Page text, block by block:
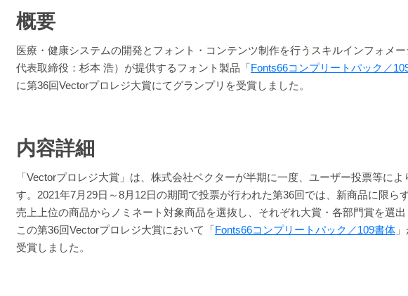
概要
医療・健康システムの開発とフォント・コンテンツ制作を行うスキルインフォメー
代表取締役：杉本 浩）が提供するフォント製品「Fonts66コンプリートパック／
に第36回Vectorプロレジ大賞にてグランプリを受賞しました。
内容詳細
「Vectorプロレジ大賞」は、株式会社ベクターが半期に一度、ユーザー投票等に
す。2021年7月29日～8月12日の期間で投票が行われた第36回では、新商品に限ら
売上上位の商品からノミネート対象商品を選抜し、それぞれ大賞・各部門賞を選出
この第36回Vectorプロレジ大賞において「Fonts66コンプリートパック／109書体
受賞しました。